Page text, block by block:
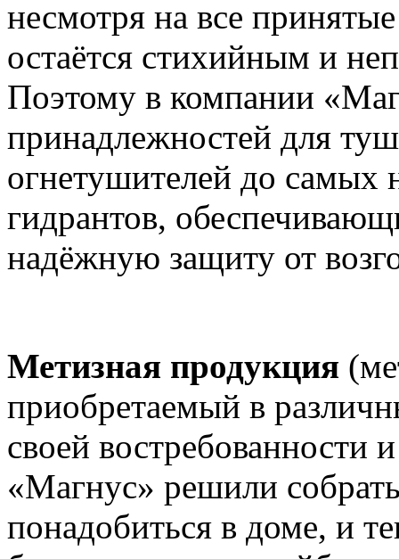
несмотря на все
остаётся стихийным и
Поэтому в компании
принадлежностей для
огнетушителей до
гидрантов,
надёжную защиту от
Метизная продукция
приобретаемый в
своей
«Магнус» решили
понадобиться в доме, и